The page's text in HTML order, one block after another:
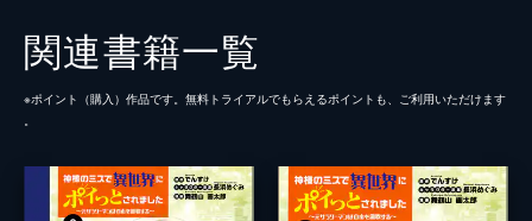
関連書籍一覧
※ポイント（購⼊）作品です。無料トライアルでもらえるポイントも、ご利⽤いただけます
。